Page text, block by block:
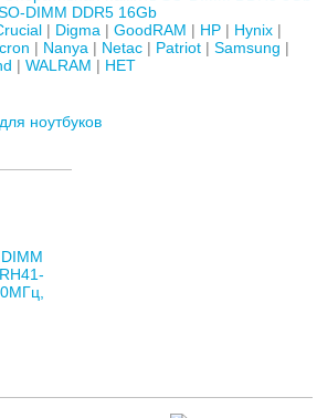
DIMM DDR5 16Gb
Digma GoodRAM HP
Hynix
Nanya Netac Patriot
Samsung
WALRAM НЕТ
ноутбуков